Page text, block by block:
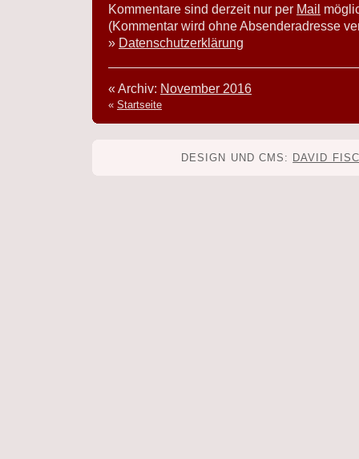
Kommentare sind derzeit nur per Mail
(Kommentar wird ohne Absenderadresse
» Datenschutzerklärung
« Archiv: November 2016
« Startseite
DESIGN UND CMS: DAVID